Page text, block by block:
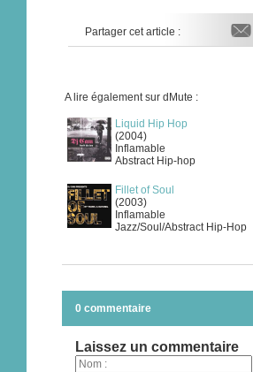
Partager cet article :
A lire également sur dMute :
Liquid Hip Hop
(2004)
Inflamable
Abstract Hip-hop
Fillet of Soul
(2003)
Inflamable
Jazz/Soul/Abstract Hip-Hop
0 commentaire
Laissez un commentaire